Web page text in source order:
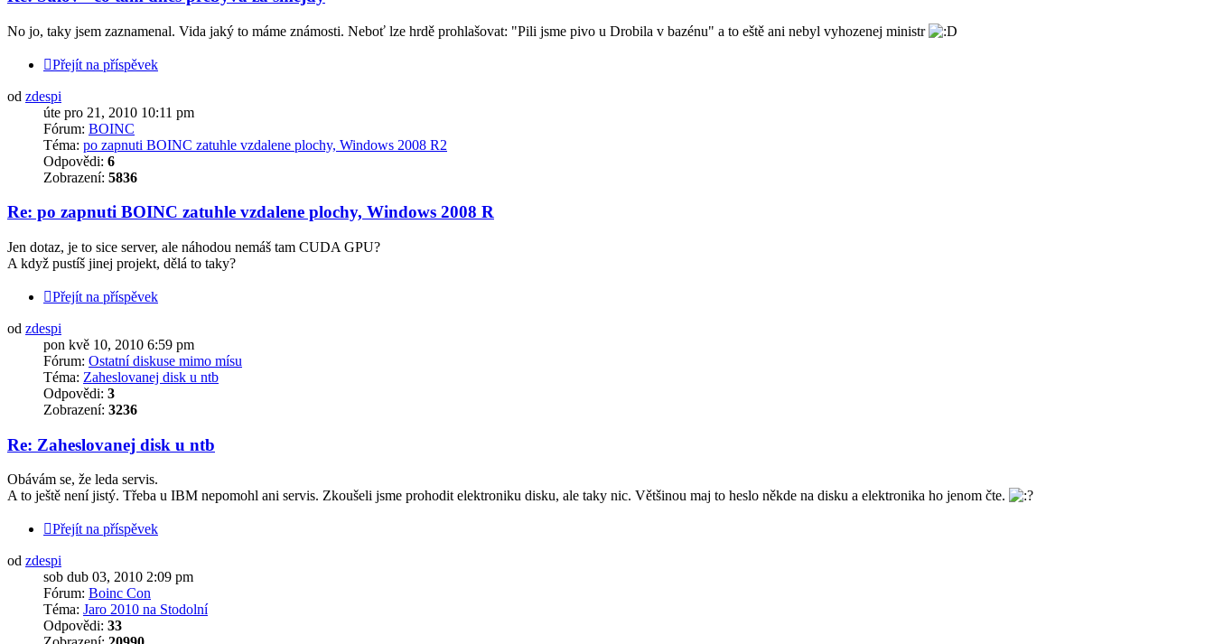
No jo, taky jsem zaznamenal. Vida jaký to máme známosti. Neboť lze hrdě prohlašovat: "Pili jsme pivo u Drobila v bazénu" a to eště ani nebyl vyhozenej ministr
Přejít na příspěvek
od zdespi
úte pro 21, 2010 10:11 pm
Fórum: BOINC
Téma: po zapnuti BOINC zatuhle vzdalene plochy, Windows 2008 R2
Odpovědi: 6
Zobrazení: 5836
Re: po zapnuti BOINC zatuhle vzdalene plochy, Windows 2008 R
Jen dotaz, je to sice server, ale náhodou nemáš tam CUDA GPU?
A když pustíš jinej projekt, dělá to taky?
Přejít na příspěvek
od zdespi
pon kvě 10, 2010 6:59 pm
Fórum: Ostatní diskuse mimo mísu
Téma: Zaheslovanej disk u ntb
Odpovědi: 3
Zobrazení: 3236
Re: Zaheslovanej disk u ntb
Obávám se, že leda servis.
A to ještě není jistý. Třeba u IBM nepomohl ani servis. Zkoušeli jsme prohodit elektroniku disku, ale taky nic. Většinou maj to heslo někde na disku a elektronika ho jenom čte.
Přejít na příspěvek
od zdespi
sob dub 03, 2010 2:09 pm
Fórum: Boinc Con
Téma: Jaro 2010 na Stodolní
Odpovědi: 33